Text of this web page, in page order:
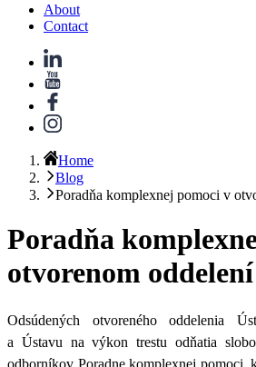
About
Contact
Home
Blog
Poradňa komplexnej pomoci v
Poradňa
otvorenom oddelení
Odsúdených otvoreného oddelenia
a Ústavu na výkon trestu odňatia
odborníkov Poradne komplexnej pomoci,